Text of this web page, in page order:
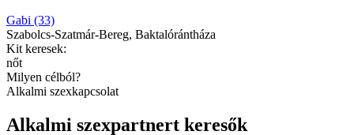
Gabi (33)
Szabolcs-Szatmár-Bereg, Baktalórántháza
Kit keresek:
nőt
Milyen célból?
Alkalmi szexkapcsolat
Alkalmi szexpartnert keresők